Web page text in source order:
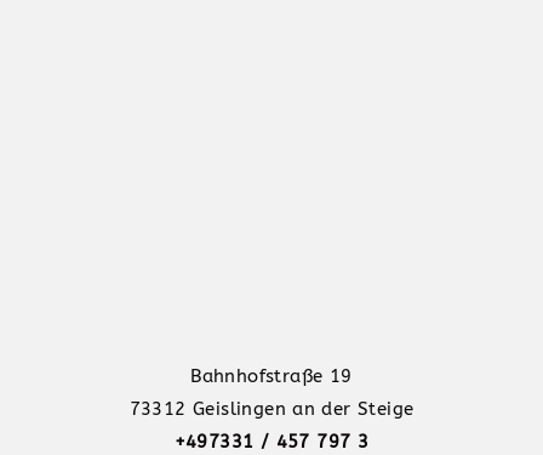
Bahnhofstraße 19
73312 Geislingen an der Steige
+497331 / 457 797 3